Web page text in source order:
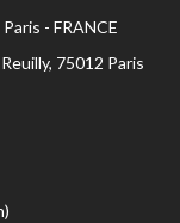
- FRANCE
75012 Paris